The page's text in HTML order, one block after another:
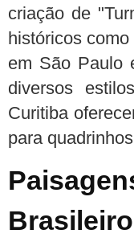
criação de
históricos
em São Paulo
diversos
Curitiba
para